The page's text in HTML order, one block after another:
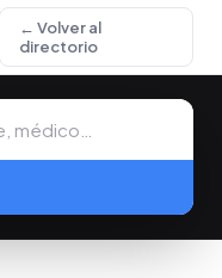
← Volver al
directorio